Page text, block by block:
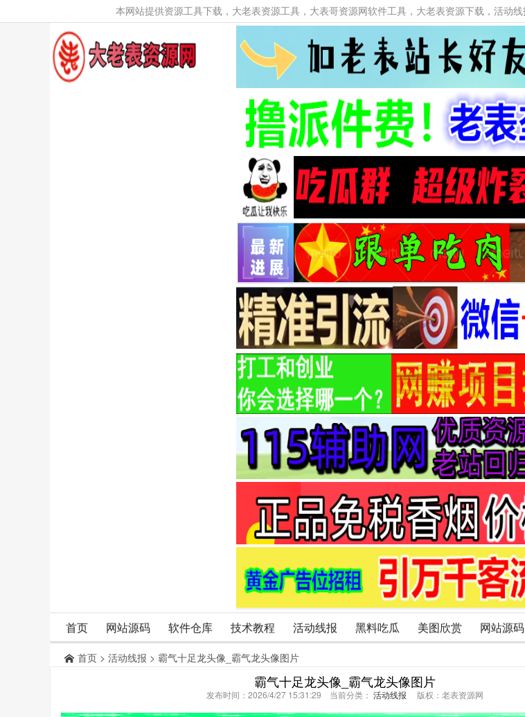
首页 网站源码 软件仓库 技术教程 活动线报 黑料吃瓜 美图欣赏 网站源码
首页 > 活动线报 > 霸气十足龙头像_霸气龙头像图片
霸气十足龙头像_霸气龙头像图片
发布时间：2026/4/27 15:31:29 当前分类： 活动线报 版权：老表资源网